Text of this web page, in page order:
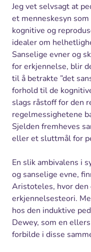
Jeg vet selvsagt at
et menneskesyn
kognitive og
idealer om
Sanselige evner og
for erkjennelse, blir
til å betrakte ”det
forhold til de
slags råstoff for den
regelmessighetene
Sjelden fremheves
eller et sluttmål for
En slik ambivalens i
og sanselige evne,
Aristoteles, hvor den
erkjennelsesteori.
hos den induktive
Dewey, som en
forbilde i disse